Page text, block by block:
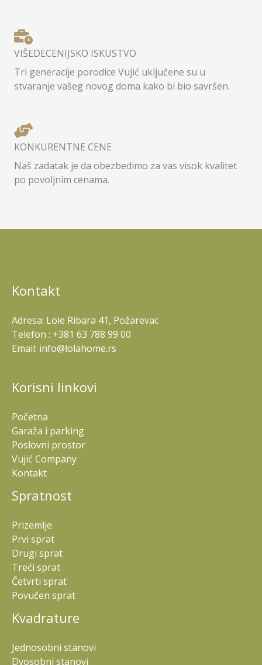
VIŠEDECENIJSKO ISKUSTVO
Tri generacije porodice Vujić uključene su u
stvaranje vašeg novog doma kako bi bio savršen.
KONKURENTNE CENE
Naš zadatak je da obezbedimo za vas visok kvalitet
po povoljnim cenama.
Kontakt
Adresa: Lole Ribara 41, Požarevac
Telefon : +381 63 788 99 00
Email: info@lolahome.rs
Korisni linkovi
Početna
Garaža i parking
Poslovni prostor
Vujić Company
Kontakt
Spratnost
Prizemlje
Prvi sprat
Drugi sprat
Treći sprat
Četvrti sprat
Povučen sprat
Kvadrature
Jednosobni stanovi
Dvosobni stanovi